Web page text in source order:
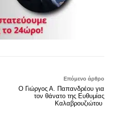
Επόμενο άρθρο
Ο Γιώργος Α. Παπανδρέου για
τον θάνατο της Ευθυμίας
Καλαβρουζιώτου